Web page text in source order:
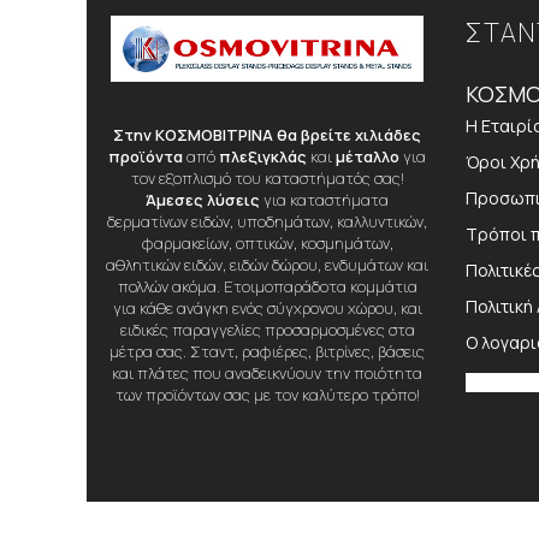
Στην ΚΟΣΜΟΒΙΤΡΙΝΑ θα βρείτε χιλιάδες
προϊόντααπό πλεξιγκλάς καιμέταλλο για
τον εξοπλισμό του καταστήματός σας!
Άμεσες λύσεις για καταστήματα
δερματίνων ειδών, υποδημάτων, καλλυντικών,
φαρμακείων, οπτικών, κοσμημάτων,
αθλητικών ειδών, ειδών δώρου, ενδυμάτων και
πολλών ακόμα. Ετοιμοπαράδοτα κομμάτια
για κάθε ανάγκη ενός σύγχρονου χώρου, και
ειδικές παραγγελίες προσαρμοσμένες στα
μέτρα σας. Σταντ, ραφιέρες, βιτρίνες, βάσεις
και πλάτες που αναδεικνύουν την ποιότητα
των προϊόντων σας με τον καλύτερο τρόπο!
Η
Όροι
Τρόποι
Ο